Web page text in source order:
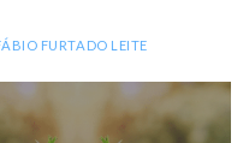
FURTADO LEITE